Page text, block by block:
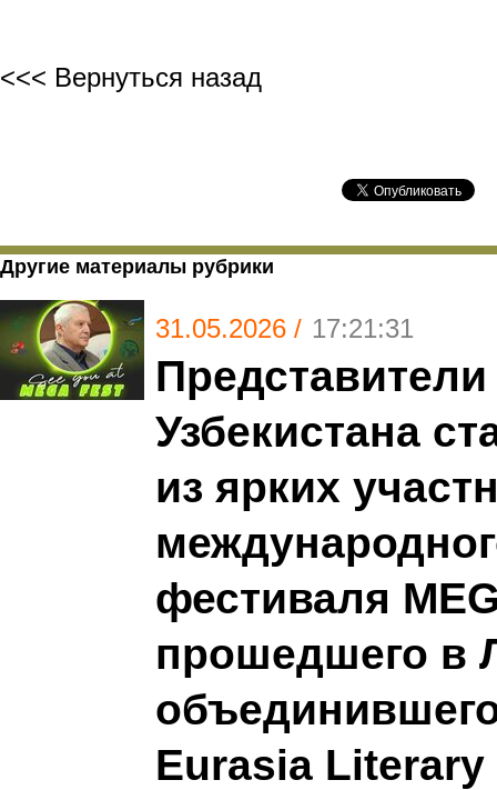
<<< Вернуться назад
Другие материалы рубрики
31.05.2026 / 17:21:31
Представители
Узбекистана
из ярких
фестиваля
прошедшего в
Eurasia